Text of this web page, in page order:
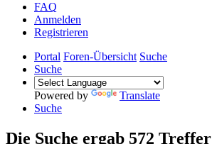
FAQ
Anmelden
Registrieren
Portal Foren-Übersicht Suche
Suche
Powered by
Translate
Suche
Die Suche ergab 572 Treffer